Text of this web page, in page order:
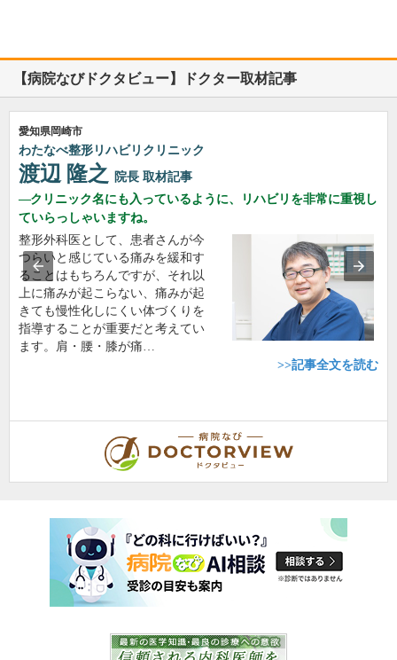
【病院なびドクタビュー】ドクター取材記事
愛知県岡崎市
わたなべ整形リハビリクリニック
渡辺 隆之 院長 取材記事
クリニック名にも入っているように、リハビリを非常に重視し
ていらっしゃいますね。
整形外科医として、患者さんが今
つらいと感じている痛みを緩和す
ることはもちろんですが、それ以
上に痛みが起こらない、痛みが起
きても慢性化しにくい体づくりを
指導することが重要だと考えてい
ます。肩・腰・膝が痛…
>>記事全文を読む